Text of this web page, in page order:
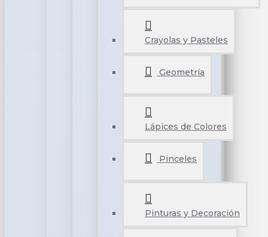
Crayolas y Pasteles
Geometría
Lápices de Colores
Pinceles
Pinturas y Decoración